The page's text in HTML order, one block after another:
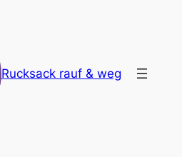
Rucksack rauf & weg